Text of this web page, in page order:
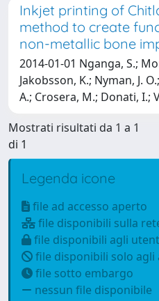
Inkjet printing of
method to create
non-metallic bone
2014-01-01 Nganga, S.;
Jakobsson, K.; Nyman, J.
A.; Crosera, M.; Donati, I.;
Mostrati risultati da 1 a 1
di 1
Legenda icone
file ad accesso aperto
file disponibili sulla
file disponibili agli
file disponibili solo
file sotto embargo
nessun file disponibile